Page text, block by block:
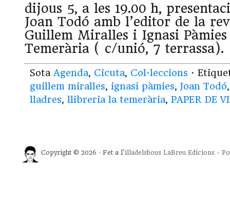
dijous 5, a les 19.00 h,
Joan Todó amb l’editor de la
Guillem Miralles i Ignasi
Temerària ( c/unió, 7 terrassa).
Sota Agenda, Cicuta, Col·leccions ·
guillem miralles, ignasi pàmies, Joan Todó
lladres, llibreria la temerària, PAPER DE
Copyright © 2026 · Fet a l'illadelsbous LaBreu Edicions -